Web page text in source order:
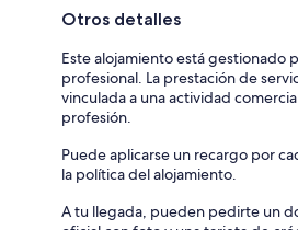
Otros detalles
Este alojamiento está gestionado
profesional. La prestación de
vinculada a una actividad
profesión.
Puede aplicarse un recargo por
la política del alojamiento.
A tu llegada, pueden pedirte un